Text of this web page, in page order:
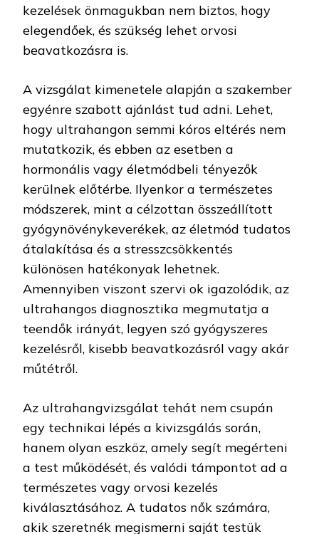
kezelések önmagukban nem biztos, hogy
elegendőek, és szükség lehet orvosi
beavatkozásra is.
A vizsgálat kimenetele alapján a szakember
egyénre szabott ajánlást tud adni. Lehet,
hogy ultrahangon semmi kóros eltérés nem
mutatkozik, és ebben az esetben a
hormonális vagy életmódbeli tényezők
kerülnek előtérbe. Ilyenkor a természetes
módszerek, mint a célzottan összeállított
gyógynövénykeverékek, az életmód tudatos
átalakítása és a stresszcsökkentés
különösen hatékonyak lehetnek.
Amennyiben viszont szervi ok igazolódik, az
ultrahangos diagnosztika megmutatja a
teendők irányát, legyen szó gyógyszeres
kezelésről, kisebb beavatkozásról vagy akár
műtétről.
Az ultrahangvizsgálat tehát nem csupán
egy technikai lépés a kivizsgálás során,
hanem olyan eszköz, amely segít megérteni
a test működését, és valódi támpontot ad a
természetes vagy orvosi kezelés
kiválasztásához. A tudatos nők számára,
akik szeretnék megismerni saját testük